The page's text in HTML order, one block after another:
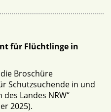
für Flüchtlinge in
Broschüre
Schutzsuchende in und
Landes NRW“
2025).